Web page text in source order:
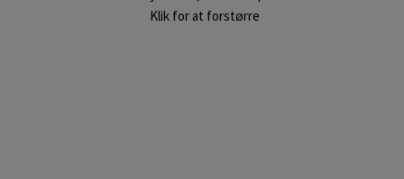
Klik for at forstørre